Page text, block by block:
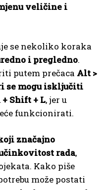
veličine i
se nekoliko koraka
i pregledno.
putem prečaca Alt >
se mogu isključiti
Shift + L, jer u
funkcionirati.
značajno
rada,
Kako piše
može postati